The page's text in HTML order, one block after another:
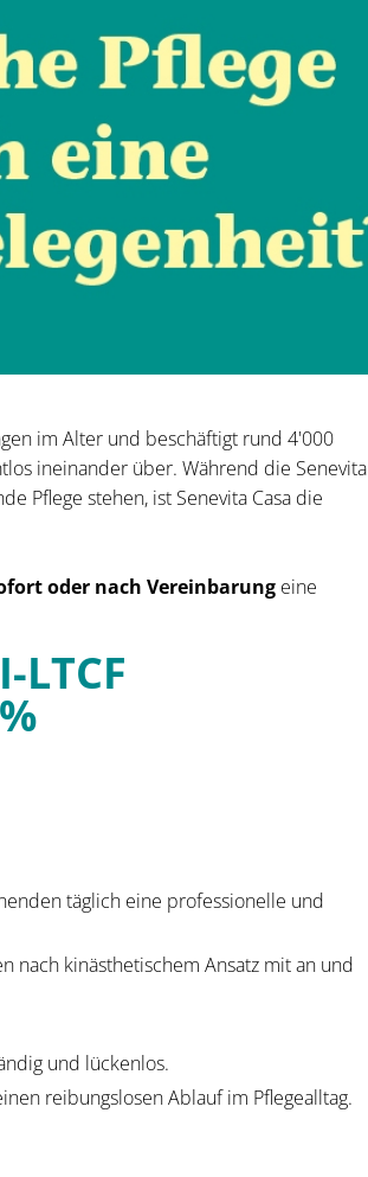
im Alter und beschäftigt rund 4'000
ineinander über. Während die Senevita
Pflege stehen, ist Senevita Casa die
oder nach Vereinbarung eine
täglich eine professionelle und
nach kinästhetischem Ansatz mit an und
und lückenlos.
reibungslosen Ablauf im Pflegealltag.